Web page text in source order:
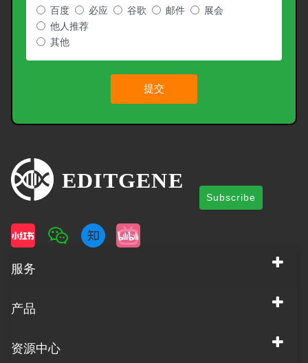
百度 必应 谷歌 邮件
展会
他人推荐
其他
提交
Subscribe
服务
产品
资源中心